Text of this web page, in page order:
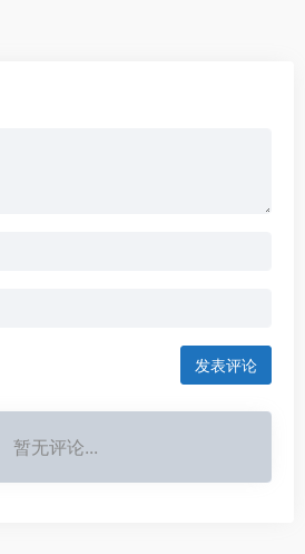
发表评论
暂无评论...